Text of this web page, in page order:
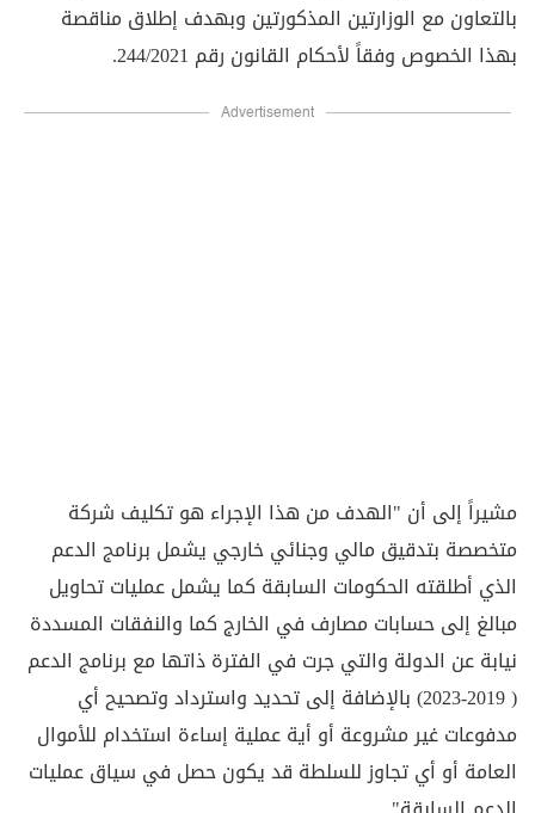
بالتعاون مع الوزارتين المذكورتين وبهدف إطلاق مناقصة
بهذا الخصوص وفقاً لأحكام القانون رقم 244/2021.
Advertisement
مشيراً إلى أن "الهدف من هذا الإجراء هو تكليف شركة
متخصصة بتدقيق مالي وجنائي خارجي يشمل برنامج الدعم
الذي أطلقته الحكومات السابقة كما يشمل عمليات تحاويل
مبالغ إلى حسابات مصارف في الخارج كما والنفقات المسددة
نيابة عن الدولة والتي جرت في الفترة ذاتها مع برنامج الدعم
( 2019-2023) بالإضافة إلى تحديد واسترداد وتصحيح أي
مدفوعات غير مشروعة أو أية عملية إساءة استخدام للأموال
العامة أو أي تجاوز للسلطة قد يكون حصل في سياق عمليات